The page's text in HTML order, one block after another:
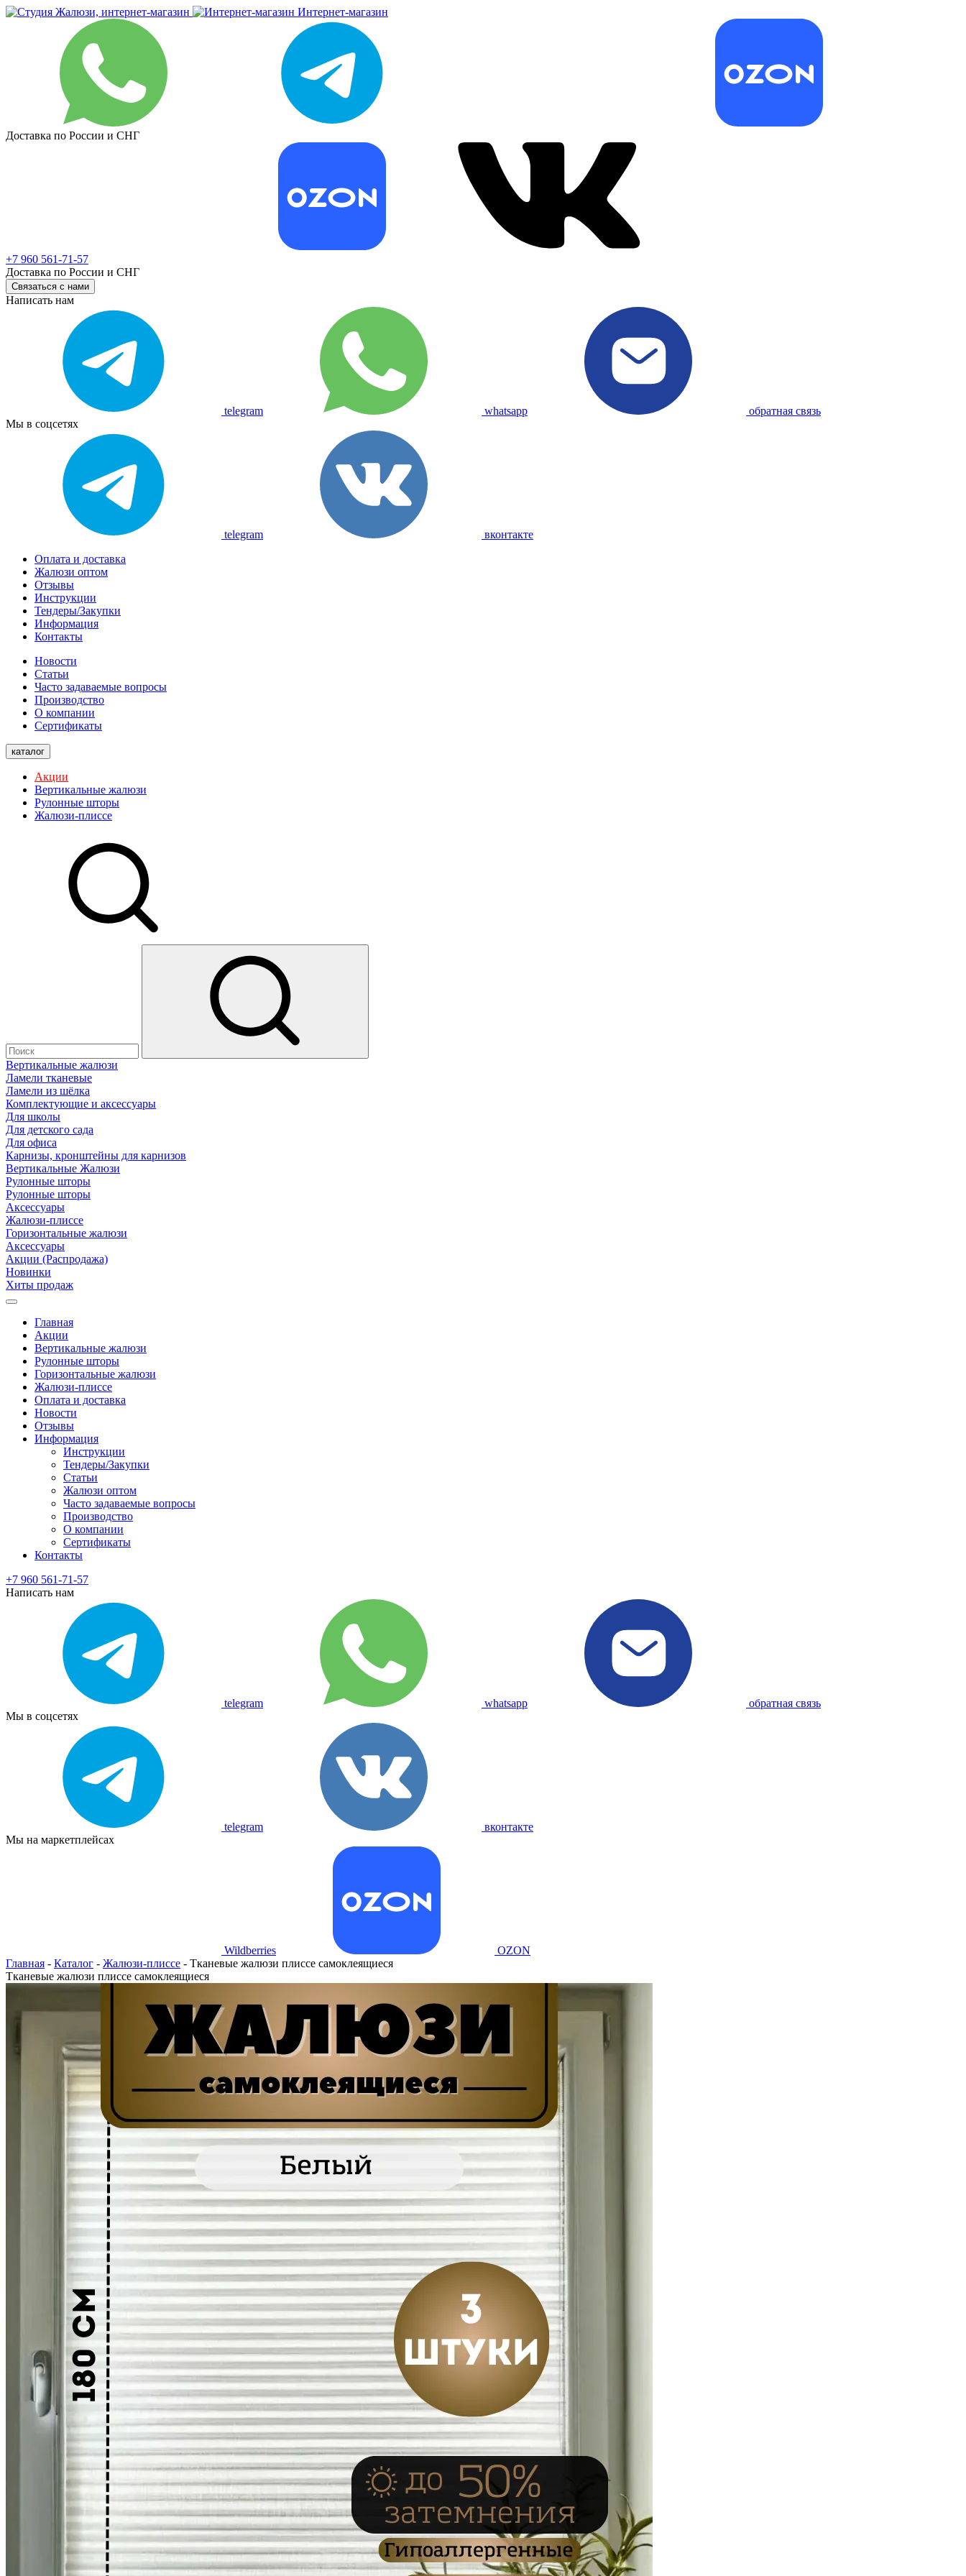
Интернет-магазин
Доставка по России и СНГ
+7 960 561-71-57
Доставка по России и СНГ
Связаться с нами
Написать нам
telegram whatsapp
обратная связь
Мы в соцсетях
telegram
вконтакте
Оплата и доставка
Жалюзи оптом
Отзывы
Инструкции
Тендеры/Закупки
Информация
Контакты
Новости
Статьи
Часто задаваемые вопросы
Производство
О компании
Сертификаты
каталог
Акции
Вертикальные жалюзи
Рулонные шторы
Жалюзи-плиссе
Вертикальные жалюзи
Ламели тканевые
Ламели из шёлка
Комплектующие и аксессуары
Для школы
Для детского сада
Для офиса
Карнизы, кронштейны для карнизов
Вертикальные Жалюзи
Рулонные шторы
Рулонные шторы
Аксессуары
Жалюзи-плиссе
Горизонтальные жалюзи
Аксессуары
Акции (Распродажа)
Новинки
Хиты продаж
Главная
Акции
Вертикальные жалюзи
Рулонные шторы
Горизонтальные жалюзи
Жалюзи-плиссе
Оплата и доставка
Новости
Отзывы
Информация
Инструкции
Тендеры/Закупки
Статьи
Жалюзи оптом
Часто задаваемые вопросы
Производство
О компании
Сертификаты
Контакты
+7 960 561-71-57
Написать нам
telegram whatsapp
обратная связь
Мы в соцсетях
telegram
вконтакте
Мы на маркетплейсах
Wildberries
OZON
Главная - Каталог - Жалюзи-плиссе - Тканевые жалюзи плиссе самоклеящиеся
Тканевые жалюзи плиссе самоклеящиеся